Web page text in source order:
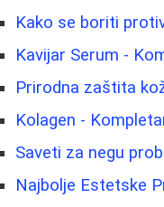
Kako se boriti
Kavijar Serum -
Prirodna zaštita
Kolagen -
Saveti za negu
Najbolje Estetske